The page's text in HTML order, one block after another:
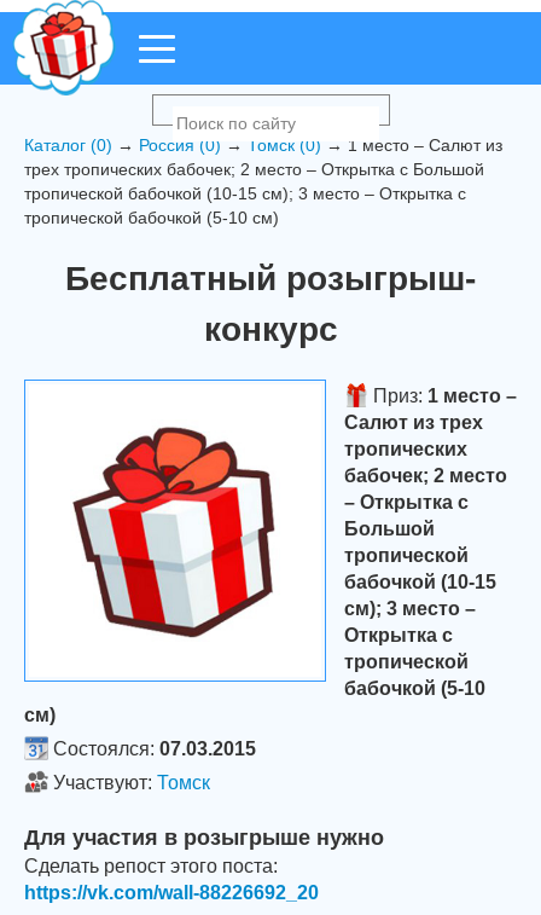
Каталог (0) → Россия (0) → Томск (0) → 1 место – Салют из
трех тропических бабочек; 2 место – Открытка с Большой
тропической бабочкой (10-15 см); 3 место – Открытка с
тропической бабочкой (5-10 см)
Бесплатный розыгрыш-
конкурс
Приз: 1 место –
Салют из трех
тропических
бабочек; 2 место
– Открытка с
Большой
тропической
бабочкой (10-15
см); 3 место –
Открытка с
тропической
бабочкой (5-10
см)
Состоялся: 07.03.2015
Участвуют: Томск
Для участия в розыгрыше нужно
Сделать репост этого поста:
https://vk.com/wall-88226692_20